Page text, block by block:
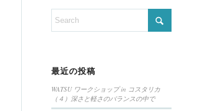
最近の投稿
WATSU ワークショップ in コスタリカ
（４）深さと軽さのバランスの中で